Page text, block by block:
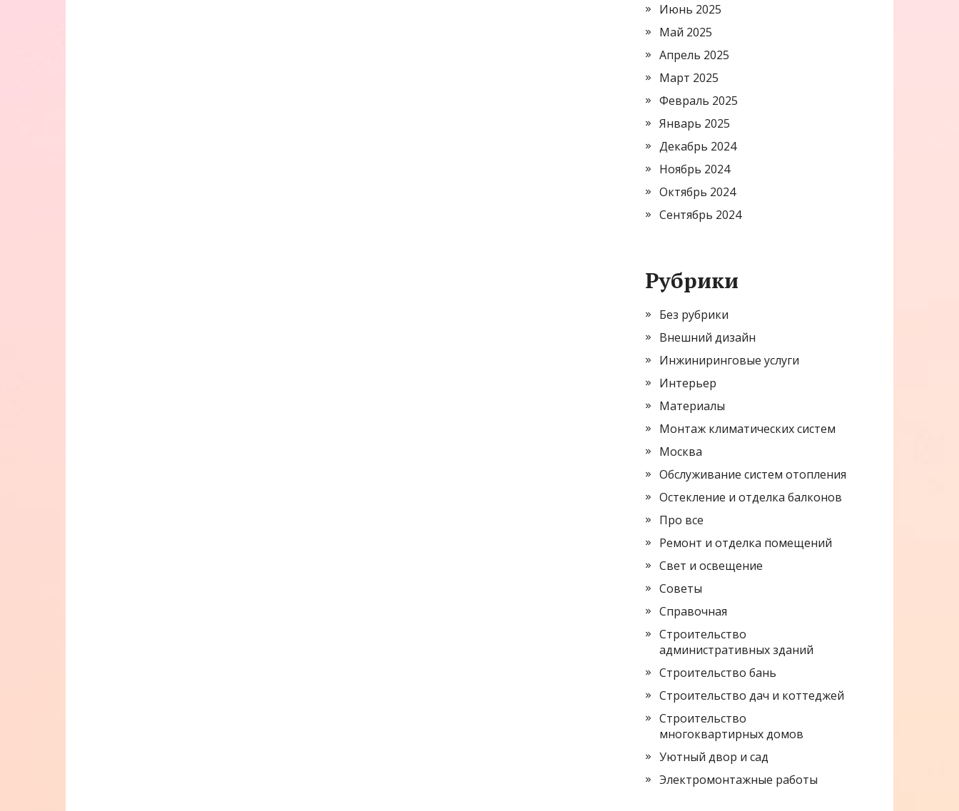
Июнь 2025
Май 2025
Апрель 2025
Март 2025
Февраль 2025
Январь 2025
Декабрь 2024
Ноябрь 2024
Октябрь 2024
Сентябрь 2024
Рубрики
Без рубрики
Внешний дизайн
Инжиниринговые услуги
Интерьер
Материалы
Монтаж климатических систем
Москва
Обслуживание систем отопления
Остекление и отделка балконов
Про все
Ремонт и отделка помещений
Свет и освещение
Советы
Справочная
Строительство
административных зданий
Строительство бань
Строительство дач и коттеджей
Строительство
многоквартирных домов
Уютный двор и сад
Электромонтажные работы